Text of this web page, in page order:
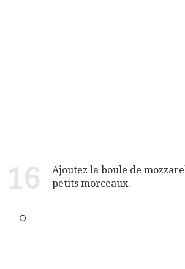
16
Ajoutez la boule de
petits morceaux.